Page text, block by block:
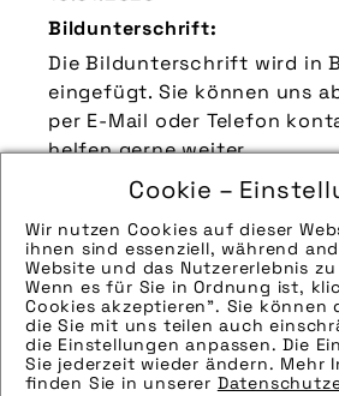
Cookie –
Wir nutzen Cookies auf dieser
ihnen sind essenziell, während
Website und das Nutzererlebnis
Wenn es für Sie in Ordnung ist,
Cookies akzeptieren". Sie können
die Sie mit uns teilen auch
die Einstellungen anpassen. Die
Sie jederzeit wieder ändern. Mehr
finden Sie in unserer
Bildunterschrift:
Die Bildunterschrift wird in
eingefügt. Sie können uns
per E-Mail oder Telefon
helfen gerne weiter.
Zu verwendender
Quelle/Source:
Technik-Info:
Hinweise zur weiteren
Modellname: Avant
Hersteller: Orbea
Tags: